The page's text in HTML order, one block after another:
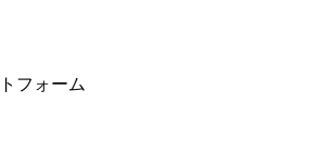
フォーム